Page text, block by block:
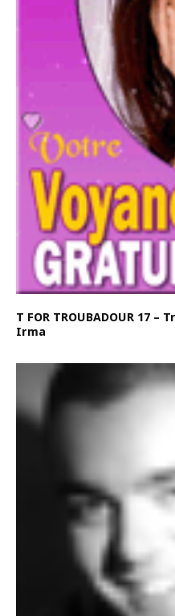
T FOR TROUBADOUR 17
Irma